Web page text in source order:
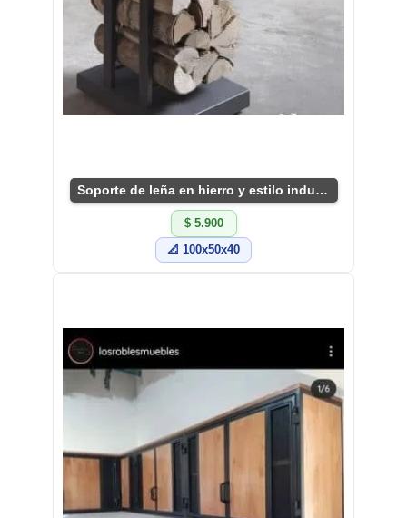
Soporte de leña en hierro y estilo industrial
$ 5.900
📐 100x50x40